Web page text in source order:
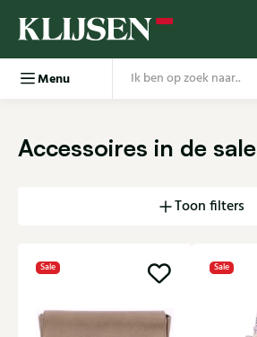
Menu
Accessoires in de sale
Toon filters
Sale Sale